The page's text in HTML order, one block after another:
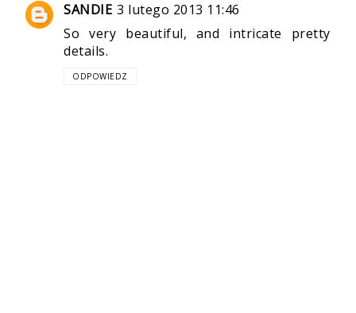
SANDIE 3 lutego 2013 11:46
So very beautiful, and intricate pretty
details.
ODPOWIEDZ